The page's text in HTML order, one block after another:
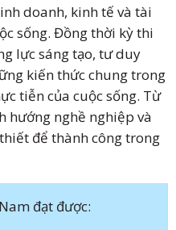
doanh, kinh tế và tài
sống. Đồng thời kỳ thi
lực sáng tạo, tư duy
kiến thức chung trong
tiễn của cuộc sống. Từ
hướng nghề nghiệp và
để thành công trong
đạt được: